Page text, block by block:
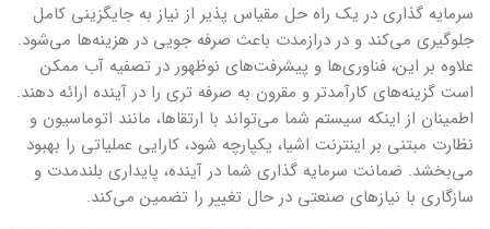
سرمایه گذاری در یک راه حل مقیاس پذیر از نیاز به جایگزینی کامل
جلوگیری می‌کند و در درازمدت باعث صرفه جویی در هزینه‌ها می‌شود.
علاوه بر این، فناوری‌ها و پیشرفت‌های نوظهور در تصفیه آب ممکن
است گزینه‌های کارآمدتر و مقرون به صرفه تری را در آینده ارائه دهند.
اطمینان از اینکه سیستم شما می‌تواند با ارتقاها، مانند اتوماسیون و
نظارت مبتنی بر اینترنت اشیا، یکپارچه شود، کارایی عملیاتی را بهبود
می‌بخشد. ضمانت سرمایه گذاری شما در آینده، پایداری بلندمدت و
سازگاری با نیازهای صنعتی در حال تغییر را تضمین می‌کند.